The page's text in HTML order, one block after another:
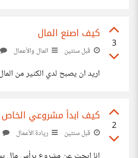
3
كيف اصنع المال
قبل سنتين المال والأعمال
اريد ان يصبح لدي الكثير من
2
كيف ابدأ مشروعي الخاص
قبل سنتين ريادة الأعمال